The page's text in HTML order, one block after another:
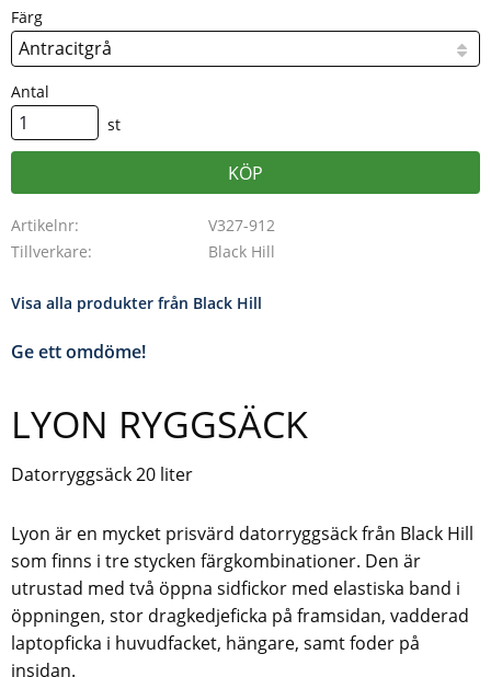
Färg
Antal
st
KÖP
Artikelnr
V327-912
Tillverkare
Black Hill
Visa alla produkter från Black Hill
Ge ett omdöme!
LYON RYGGSÄCK
Datorryggsäck 20 liter
Lyon är en mycket prisvärd datorryggsäck från Black Hill
som finns i tre stycken färgkombinationer. Den är
utrustad med två öppna sidfickor med elastiska band i
öppningen, stor dragkedjeficka på framsidan, vadderad
laptopficka i huvudfacket, hängare, samt foder på
insidan.